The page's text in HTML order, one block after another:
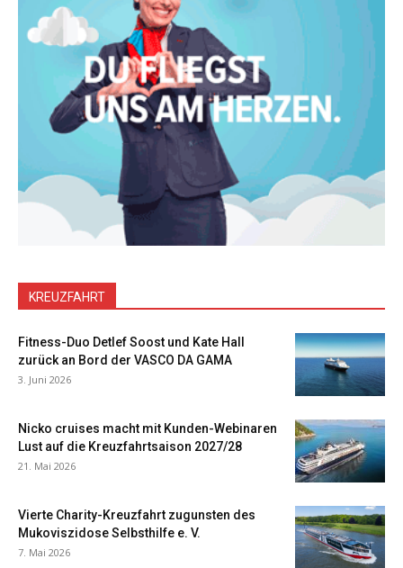
KREUZFAHRT
Fitness-Duo Detlef Soost und Kate Hall
zurück an Bord der VASCO DA GAMA
3. Juni 2026
Nicko cruises macht mit Kunden-Webinaren
Lust auf die Kreuzfahrtsaison 2027/28
21. Mai 2026
Vierte Charity-Kreuzfahrt zugunsten des
Mukoviszidose Selbsthilfe e. V.
7. Mai 2026